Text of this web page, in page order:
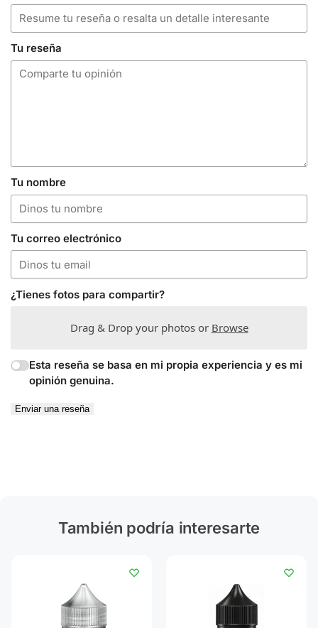
Tu reseña
Tu nombre
Tu correo electrónico
¿Tienes fotos para compartir?
Drag & Drop your photos or Browse
Esta reseña se basa en mi propia experiencia y es mi
opinión genuina.
Enviar una reseña
También podría interesarte